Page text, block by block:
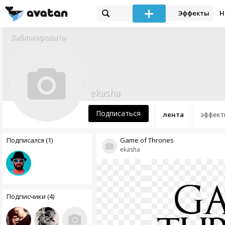
Эффекты
Заблокировать
лента
ekasha
Подписаться
Подписался (1)
Подписчики (4)
ekasha
Game of Thrones